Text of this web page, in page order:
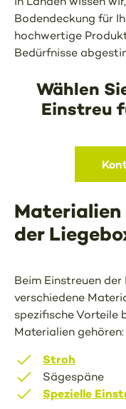
Bodendeckung für
hochwertige
Bedürfnisse
Wählen
Einstreu
Materialien
der
Beim Einstreuen
verschiedene
spezifische Vorteile
Materialien gehören:
Stroh
Sägespäne
Spezielle